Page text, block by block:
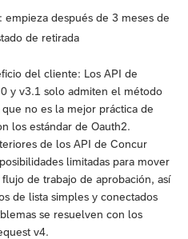
empieza después de 3 meses de
de retirada
del cliente: Los API de
y v3.1 solo admiten el método
no es la mejor práctica de
los estándar de Oauth2.
de los API de Concur
limitadas para mover
de trabajo de aprobación, así
de lista simples y conectados
se resuelven con los
v4.